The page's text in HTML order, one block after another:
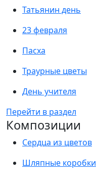
Татьянин день
23 февраля
Пасха
Траурные цветы
День учителя
Перейти в раздел
Композиции
Сердца из цветов
Шляпные коробки